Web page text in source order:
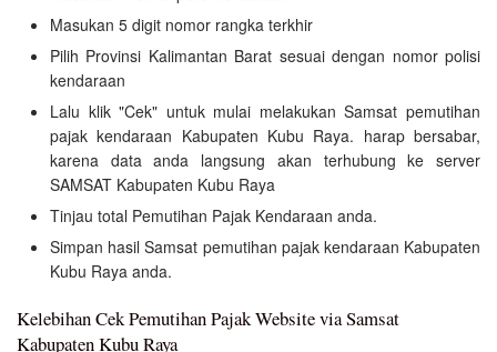
Masukan 5 digit nomor rangka terkhir
Pilih Provinsi Kalimantan Barat sesuai dengan nomor polisi
kendaraan
Lalu klik "Cek" untuk mulai melakukan Samsat pemutihan
pajak kendaraan Kabupaten Kubu Raya. harap bersabar,
karena data anda langsung akan terhubung ke server
SAMSAT Kabupaten Kubu Raya
Tinjau total Pemutihan Pajak Kendaraan anda.
Simpan hasil Samsat pemutihan pajak kendaraan Kabupaten
Kubu Raya anda.
Kelebihan Cek Pemutihan Pajak Website via Samsat
Kabupaten Kubu Raya